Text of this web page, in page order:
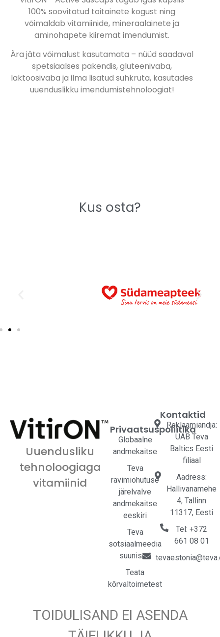
100% soovitatud toitainete kogust ning
võimaldab vitamiinide, mineraalainete ja
aminohapete kiiremat imendumist.
Ära jäta võimalust kasutamata – nüüd saadaval
spetsiaalses pakendis, gluteenivaba,
laktoosivaba ja ilma lisatud suhkruta, kasutades
uuenduslikku imendumistehnoloogiat!
Kus osta?
Uuendusliku
tehnoloogiaga
vitamiinid
Privaatsuspoliitika
Globaalne
andmekaitse
Teva
ravimiohutuse
järelvalve
andmekaitse
eeskiri
Teva
sotsiaalmeedia
suunised
Teata
kõrvaltoimetest
Kontaktid
Reklaamiandja:
UAB Teva
Baltics Eesti
filiaal
Aadress:
Hallivanamehe
4, Tallinn
11317, Eesti
Tel: +372
661 08 01
TOIDULISAND EI ASENDA